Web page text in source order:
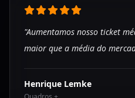
"Aumentamos nosso ticket
maior que a média do
Henrique Lemke